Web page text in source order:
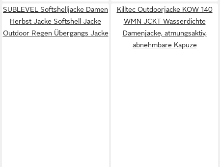
SUBLEVEL Softshelljacke Damen
Herbst Jacke Softshell Jacke
Outdoor Regen Übergangs Jacke
Killtec Outdoorjacke KOW 140
WMN JCKT Wasserdichte
Damenjacke, atmungsaktiv,
abnehmbare Kapuze